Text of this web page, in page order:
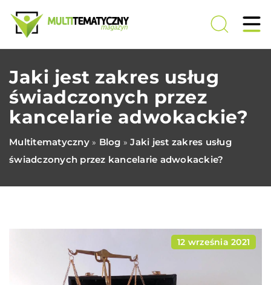
Jaki jest zakres usług
świadczonych przez
kancelarie adwokackie?
Multitematyczny» Blog »Jaki jest zakres usług
świadczonych przez kancelarie adwokackie?
12 września 2021